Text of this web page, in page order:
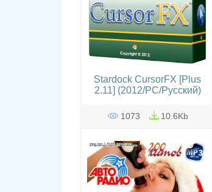
Stardock CursorFX [Plus
2.11] (2012/PC/Русский)
1073 10.6Kb